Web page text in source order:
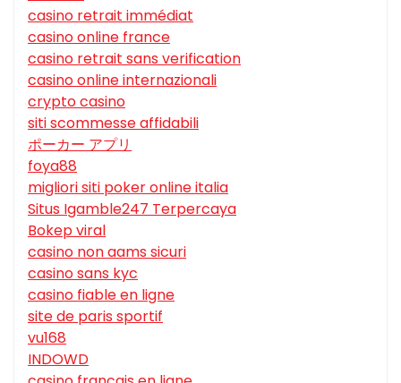
casino retrait immédiat
casino online france
casino retrait sans verification
casino online internazionali
crypto casino
siti scommesse affidabili
ポーカー アプリ
foya88
migliori siti poker online italia
Situs Igamble247 Terpercaya
Bokep viral
casino non aams sicuri
casino sans kyc
casino fiable en ligne
site de paris sportif
vu168
INDOWD